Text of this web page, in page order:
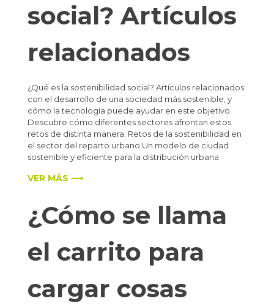
social? Artículos
relacionados
¿Qué es la sostenibilidad social? Artículos relacionados
con el desarrollo de una sociedad más sostenible, y
cómo la tecnología puede ayudar en este objetivo.
Descubre cómo diferentes sectores afrontan estos
retos de distinta manera. Retos de la sostenibilidad en
el sector del reparto urbano Un modelo de ciudad
sostenible y eficiente para la distribución urbana
VER MÁS ⟶
¿Cómo se llama
el carrito para
cargar cosas